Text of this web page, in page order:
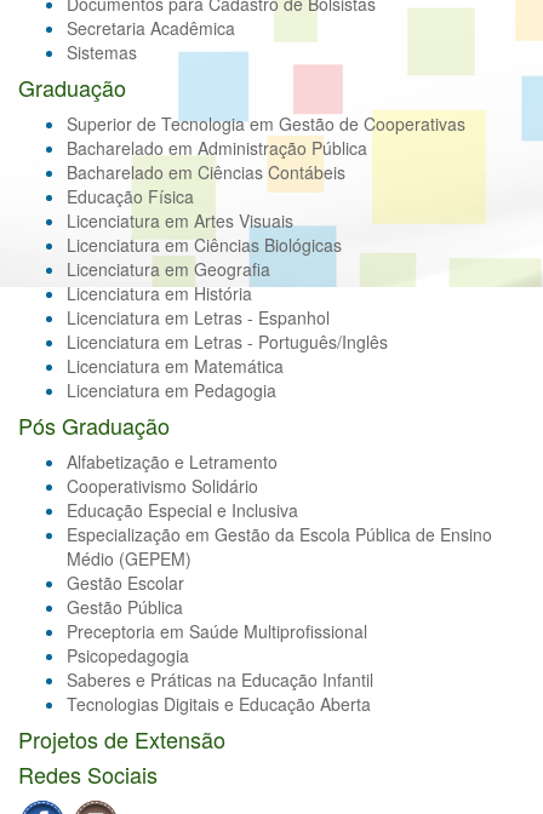
Secretaria Acadêmica
Sistemas
Graduação
Superior de Tecnologia em Gestão de Cooperativas
Bacharelado em Administração Pública
Bacharelado em Ciências Contábeis
Educação Física
Licenciatura em Artes Visuais
Licenciatura em Ciências Biológicas
Licenciatura em Geografia
Licenciatura em História
Licenciatura em Letras - Espanhol
Licenciatura em Letras - Português/Inglês
Licenciatura em Matemática
Licenciatura em Pedagogia
Pós Graduação
Alfabetização e Letramento
Cooperativismo Solidário
Educação Especial e Inclusiva
Especialização em Gestão da Escola Pública de Ensino
Médio (GEPEM)
Gestão Escolar
Gestão Pública
Preceptoria em Saúde Multiprofissional
Psicopedagogia
Saberes e Práticas na Educação Infantil
Tecnologias Digitais e Educação Aberta
Projetos de Extensão
Redes Sociais